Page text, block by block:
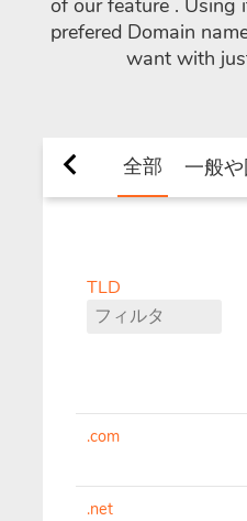
prefered Domain
want with
全部 一般
TLD
.com
.net